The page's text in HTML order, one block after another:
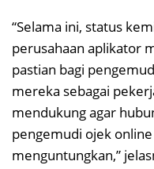
“Selama ini, status
perusahaan aplikator
pastian bagi
mereka sebagai
mendukung agar
pengemudi ojek
menguntungkan,”